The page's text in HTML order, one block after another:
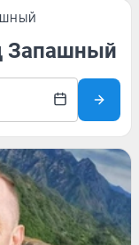
Запашный